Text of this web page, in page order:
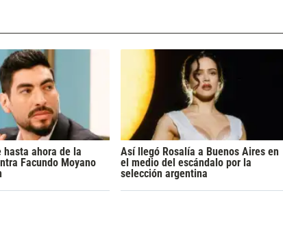
hasta ahora de la
Facundo Moyano
Así llegó Rosalía a Buenos Aires en
el medio del escándalo por la
selección argentina